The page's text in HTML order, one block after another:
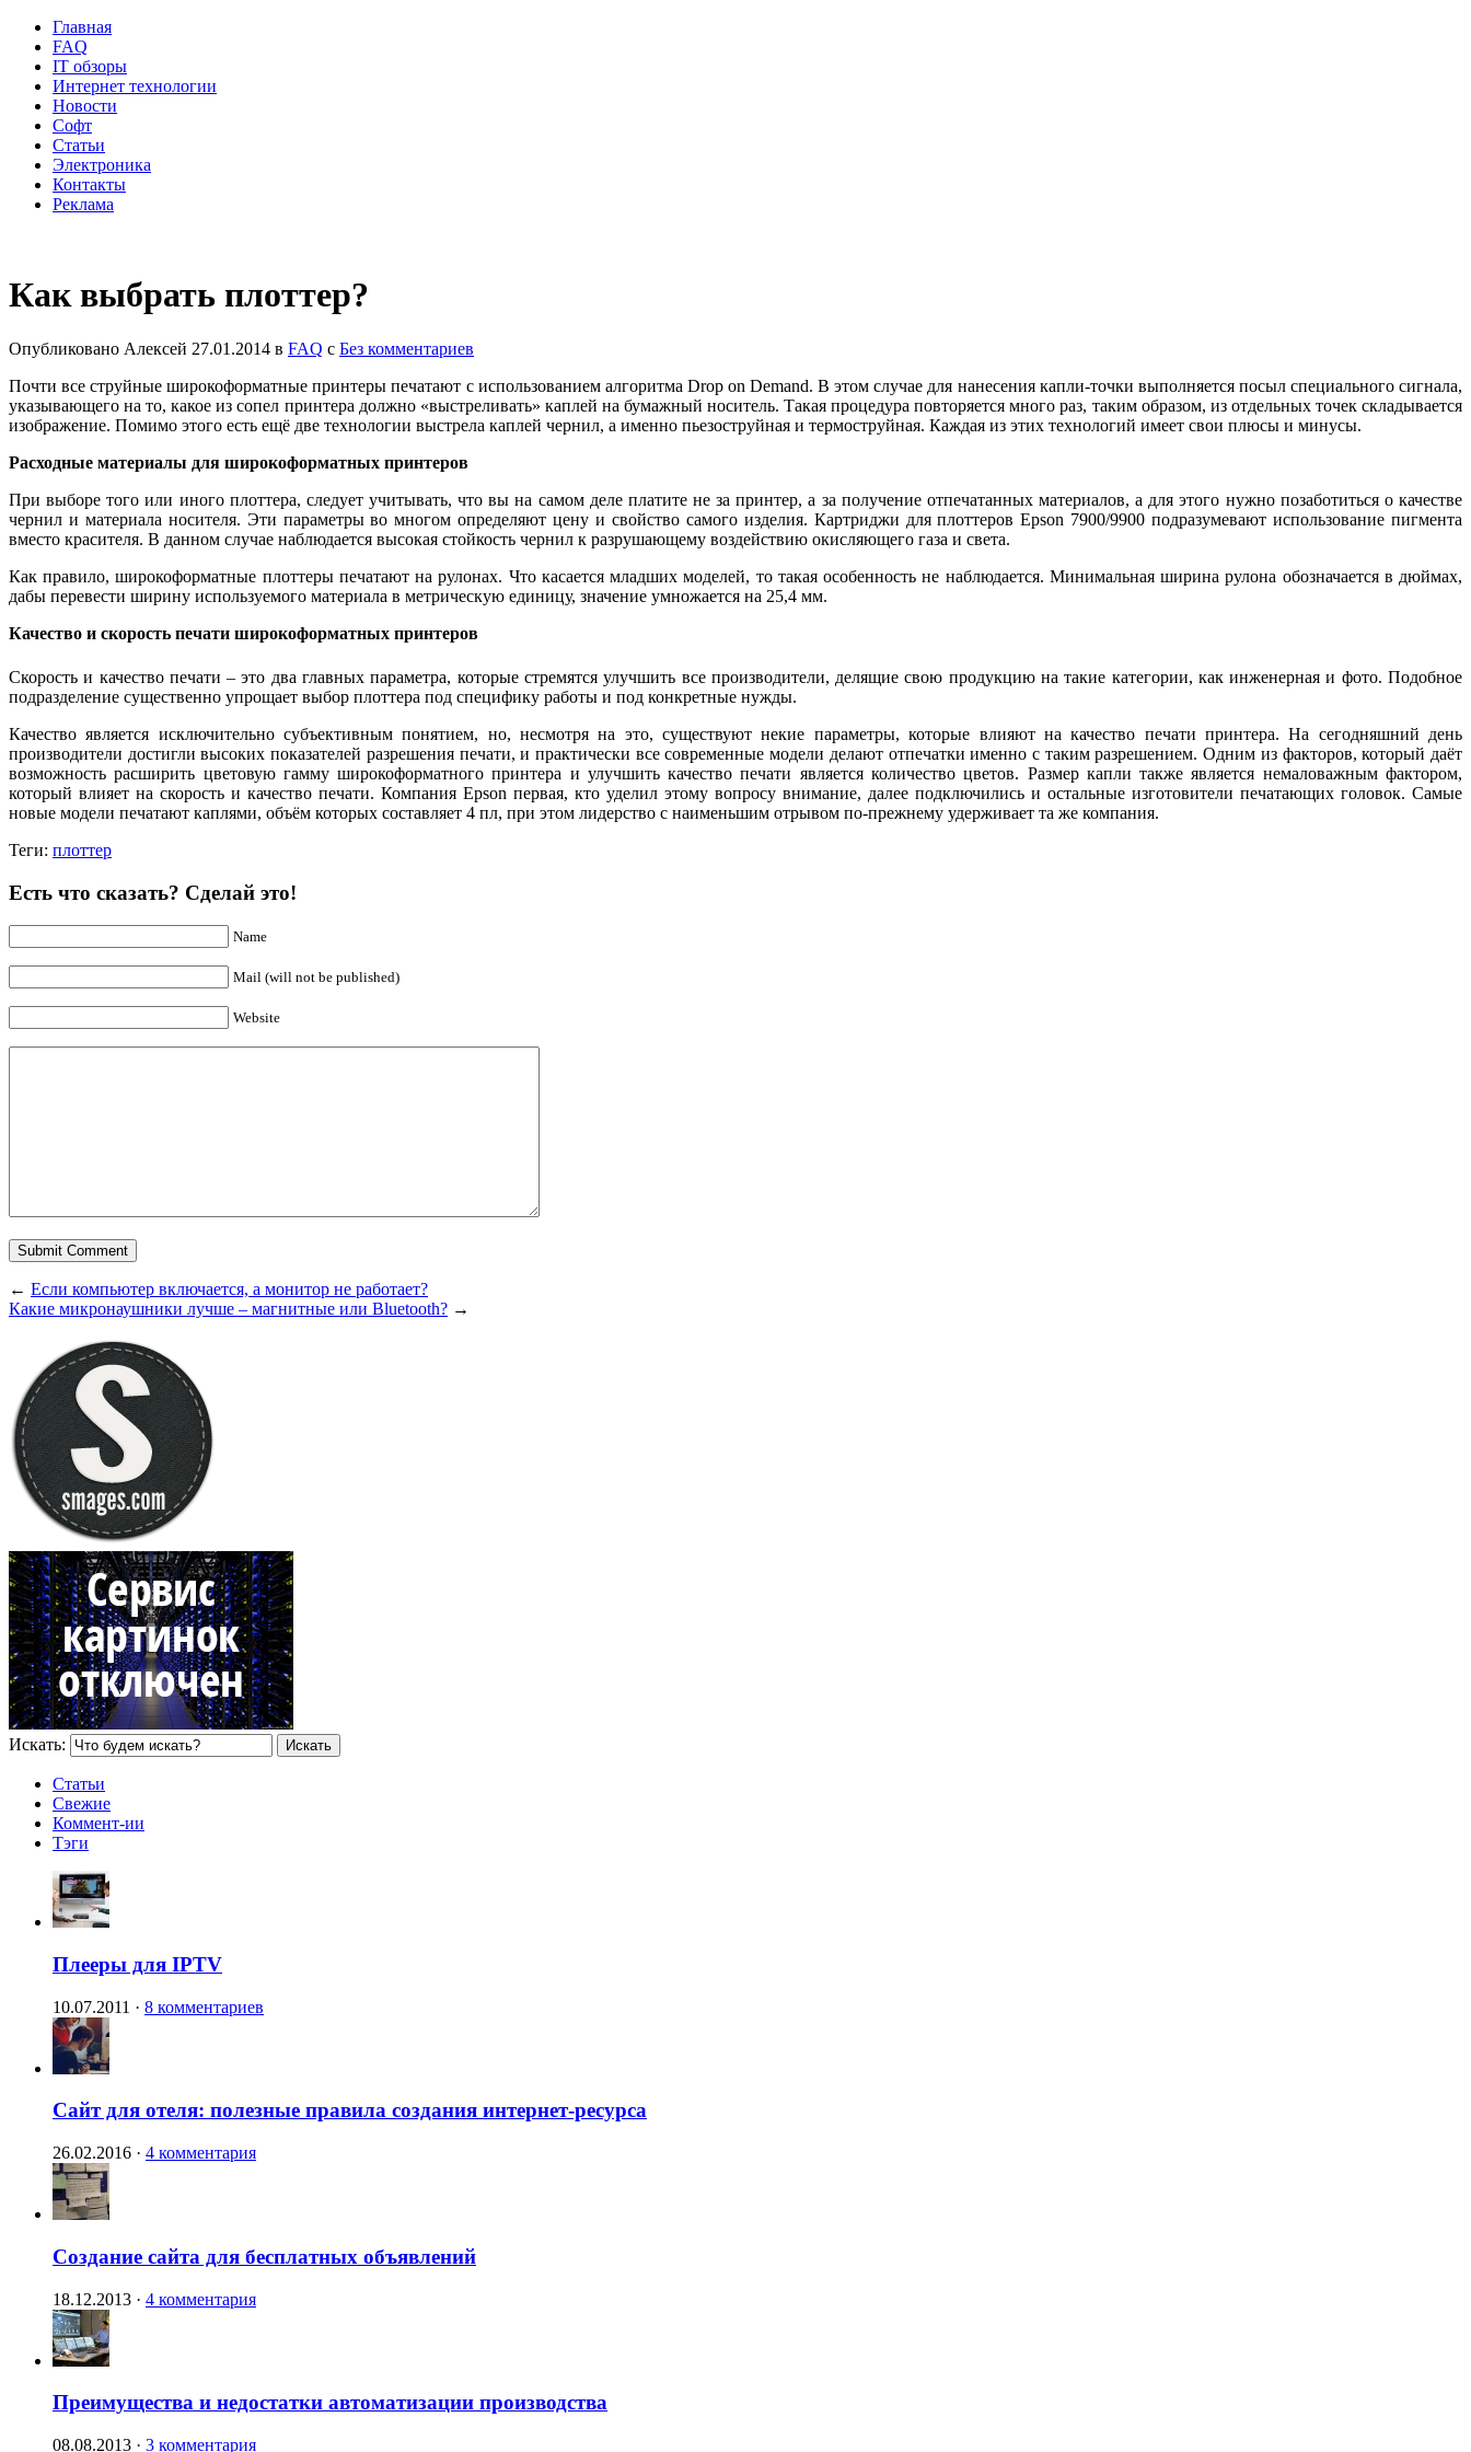
Главная
FAQ
IT обзоры
Интернет технологии
Новости
Софт
Статьи
Электроника
Контакты
Реклама
Как выбрать плоттер?
Опубликовано Алексей 27.01.2014 в FAQ с Без комментариев
Почти все струйные широкоформатные принтеры печатают с использованием алгоритма Drop on Demand. В этом случае для нанесения капли-точки выполняется посыл специального сигнала,
указывающего на то, какое из сопел принтера должно «выстреливать» каплей на бумажный носитель. Такая процедура повторяется много раз, таким образом, из отдельных точек складывается
изображение. Помимо этого есть ещё две технологии выстрела каплей чернил, а именно пьезоструйная и термоструйная. Каждая из этих технологий имеет свои плюсы и минусы.
Расходные материалы для широкоформатных принтеров
При выборе того или иного плоттера, следует учитывать, что вы на самом деле платите не за принтер, а за получение отпечатанных материалов, а для этого нужно позаботиться о качестве
чернил и материала носителя. Эти параметры во многом определяют цену и свойство самого изделия. Картриджи для плоттеров Epson 7900/9900 подразумевают использование пигмента
вместо красителя. В данном случае наблюдается высокая стойкость чернил к разрушающему воздействию окисляющего газа и света.
Как правило, широкоформатные плоттеры печатают на рулонах. Что касается младших моделей, то такая особенность не наблюдается. Минимальная ширина рулона обозначается в дюймах,
дабы перевести ширину используемого материала в метрическую единицу, значение умножается на 25,4 мм.
Качество и скорость печати широкоформатных принтеров
Скорость и качество печати – это два главных параметра, которые стремятся улучшить все производители, делящие свою продукцию на такие категории, как инженерная и фото. Подобное
подразделение существенно упрощает выбор плоттера под специфику работы и под конкретные нужды.
Качество является исключительно субъективным понятием, но, несмотря на это, существуют некие параметры, которые влияют на качество печати принтера. На сегодняшний день
производители достигли высоких показателей разрешения печати, и практически все современные модели делают отпечатки именно с таким разрешением. Одним из факторов, который даёт
возможность расширить цветовую гамму широкоформатного принтера и улучшить качество печати является количество цветов. Размер капли также является немаловажным фактором,
который влияет на скорость и качество печати. Компания Epson первая, кто уделил этому вопросу внимание, далее подключились и остальные изготовители печатающих головок. Самые
новые модели печатают каплями, объём которых составляет 4 пл, при этом лидерство с наименьшим отрывом по-прежнему удерживает та же компания.
Теги: плоттер
Есть что сказать? Сделай это!
Name
Mail (will not be published)
Website
← Если компьютер включается, а монитор не работает?
Какие микронаушники лучше – магнитные или Bluetooth? →
Искать:
Статьи
Свежие
Коммент-ии
Тэги
Плееры для IPTV
10.07.2011 · 8 комментариев
Сайт для отеля: полезные правила создания интернет-ресурса
26.02.2016 · 4 комментария
Создание сайта для бесплатных объявлений
18.12.2013 · 4 комментария
Преимущества и недостатки автоматизации производства
08.08.2013 · 3 комментария